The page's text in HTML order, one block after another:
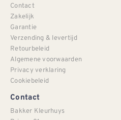
Contact
Zakelijk
Garantie
Verzending & levertijd
Retourbeleid
Algemene voorwaarden
Privacy verklaring
Cookiebeleid
Contact
Bakker Kleurhuys